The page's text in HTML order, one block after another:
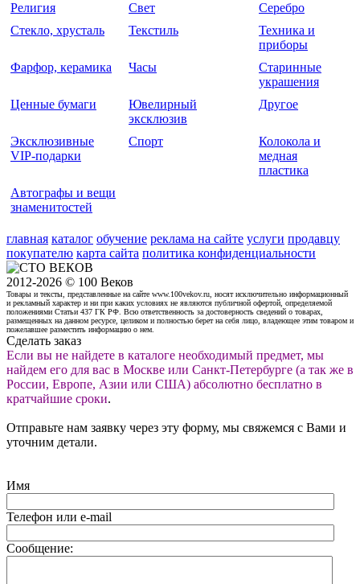
Религия
Свет
Серебро
Стекло, хрусталь
Текстиль
Техника и
приборы
Фарфор, керамика
Часы
Старинные
украшения
Ценные бумаги
Ювелирный
эксклюзив
Другое
Эксклюзивные
VIP-подарки
Спорт
Колокола и
медная
пластика
Автографы и вещи
знаменитостей
главная каталог обучение реклама на сайте услуги продавцу
покупателю карта сайта политика конфиденциальности
2012-2026 © 100 Веков
Товары и тексты, представленные на сайте www.100vekov.ru, носят исключительно информационный
и рекламный характер и ни при каких условиях не являются публичной офертой, определяемой
положениями Статьи 437 ГК РФ. Всю ответственность за достоверность сведений о товарах,
размещенных на данном ресурсе, целиком и полностью берет на себя лицо, владеющее этим товаром и
пожелавшее разместить информацию о нем.
Сделать заказ
Если вы не найдете в каталоге необходимый предмет, мы
найдем его для вас в Москве или Санкт-Петербурге (а так же в
России, Европе, Азии или США) абсолютно бесплатно в
кратчайшие сроки.
Отправьте нам заявку через эту форму, мы свяжемся с Вами и
уточним детали.
Имя
Телефон или e-mail
Сообщение: